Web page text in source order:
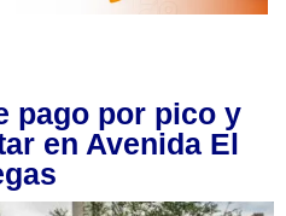
pago por pico y
en Avenida El